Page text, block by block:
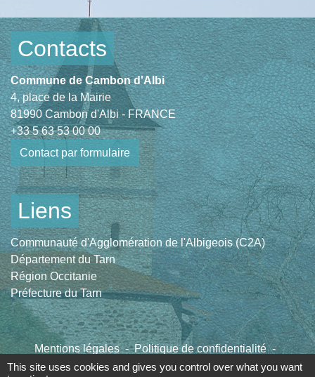
Contacts
Commune de Cambon d'Albi
4, place de la Mairie
81990 Cambon d'Albi - FRANCE
+33 5 63 53 00 00
Contact par formulaire
Liens
Communauté d'Agglomération de l'Albigeois (C2A)
Département du Tarn
Région Occitanie
Préfecture du Tarn
Mentions légales - Politique de confidentialité -
Accessibilité - Plan du site - Gestion des cookies
This site uses cookies and gives you control over what you want